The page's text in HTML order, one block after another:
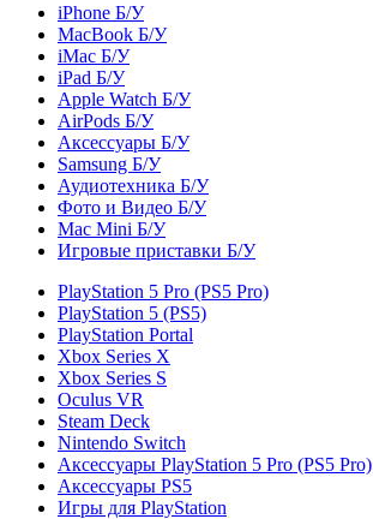
iPhone Б/У
MacBook Б/У
iMac Б/У
iPad Б/У
Apple Watch Б/У
AirPods Б/У
Аксессуары Б/У
Samsung Б/У
Аудиотехника Б/У
Фото и Видео Б/У
Mac Mini Б/У
Игровые приставки Б/У
PlayStation 5 Pro (PS5 Pro)
PlayStation 5 (PS5)
PlayStation Portal
Xbox Series X
Xbox Series S
Oculus VR
Steam Deck
Nintendo Switch
Аксессуары PlayStation 5 Pro (PS5 Pro)
Аксессуары PS5
Игры для PlayStation